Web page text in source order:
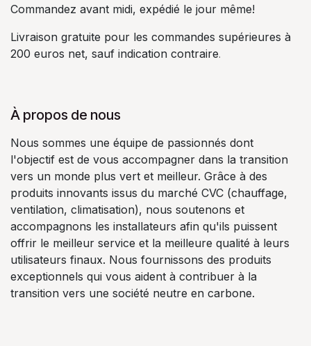
Commandez avant midi, expédié le jour même!
Livraison gratuite pour les commandes supérieures à
200 euros net, sauf indication contraire.
À propos de nous
Nous sommes une équipe de passionnés dont
l'objectif est de vous accompagner dans la transition
vers un monde plus vert et meilleur. Grâce à des
produits innovants issus du marché CVC (chauffage,
ventilation, climatisation), nous soutenons et
accompagnons les installateurs afin qu'ils puissent
offrir le meilleur service et la meilleure qualité à leurs
utilisateurs finaux. Nous fournissons des produits
exceptionnels qui vous aident à contribuer à la
transition vers une société neutre en carbone.